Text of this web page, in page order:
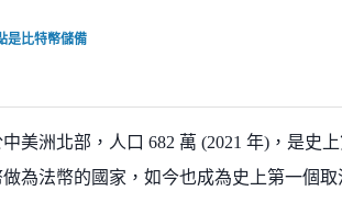
是比特幣儲備
美洲北部，人口 682 萬 (2021 年)，是史
為法幣的國家，如今也成為史上第一個取